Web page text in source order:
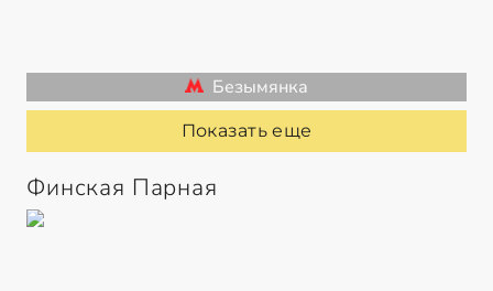
Безымянка
Показать еще
Финская Парная